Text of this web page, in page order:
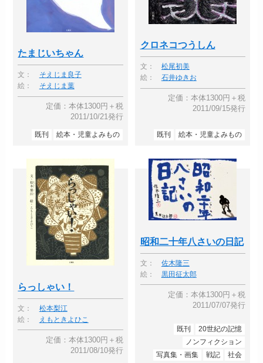
たまじいちゃん
文：
そえじま良子
絵：
そえじま葉
定価：本体1300円＋税
2011/10/21発行
既刊 絵本・児童よみもの
クロネコつうしん
文：
松尾初美
絵：
石井ゆきお
定価：本体1300円＋税
2011/09/15発行
既刊 絵本・児童よみもの
らっしゃい！
文：
松本梨江
絵：
えもときよひこ
定価：本体1300円＋税
2011/08/10発行
昭和二十年八さいの日記
文：
佐木隆三
絵：
黒田征太郎
定価：本体1300円＋税
2011/07/07発行
既刊
20世紀の記憶
ノンフィクション
写真集・画集
戦記
社会